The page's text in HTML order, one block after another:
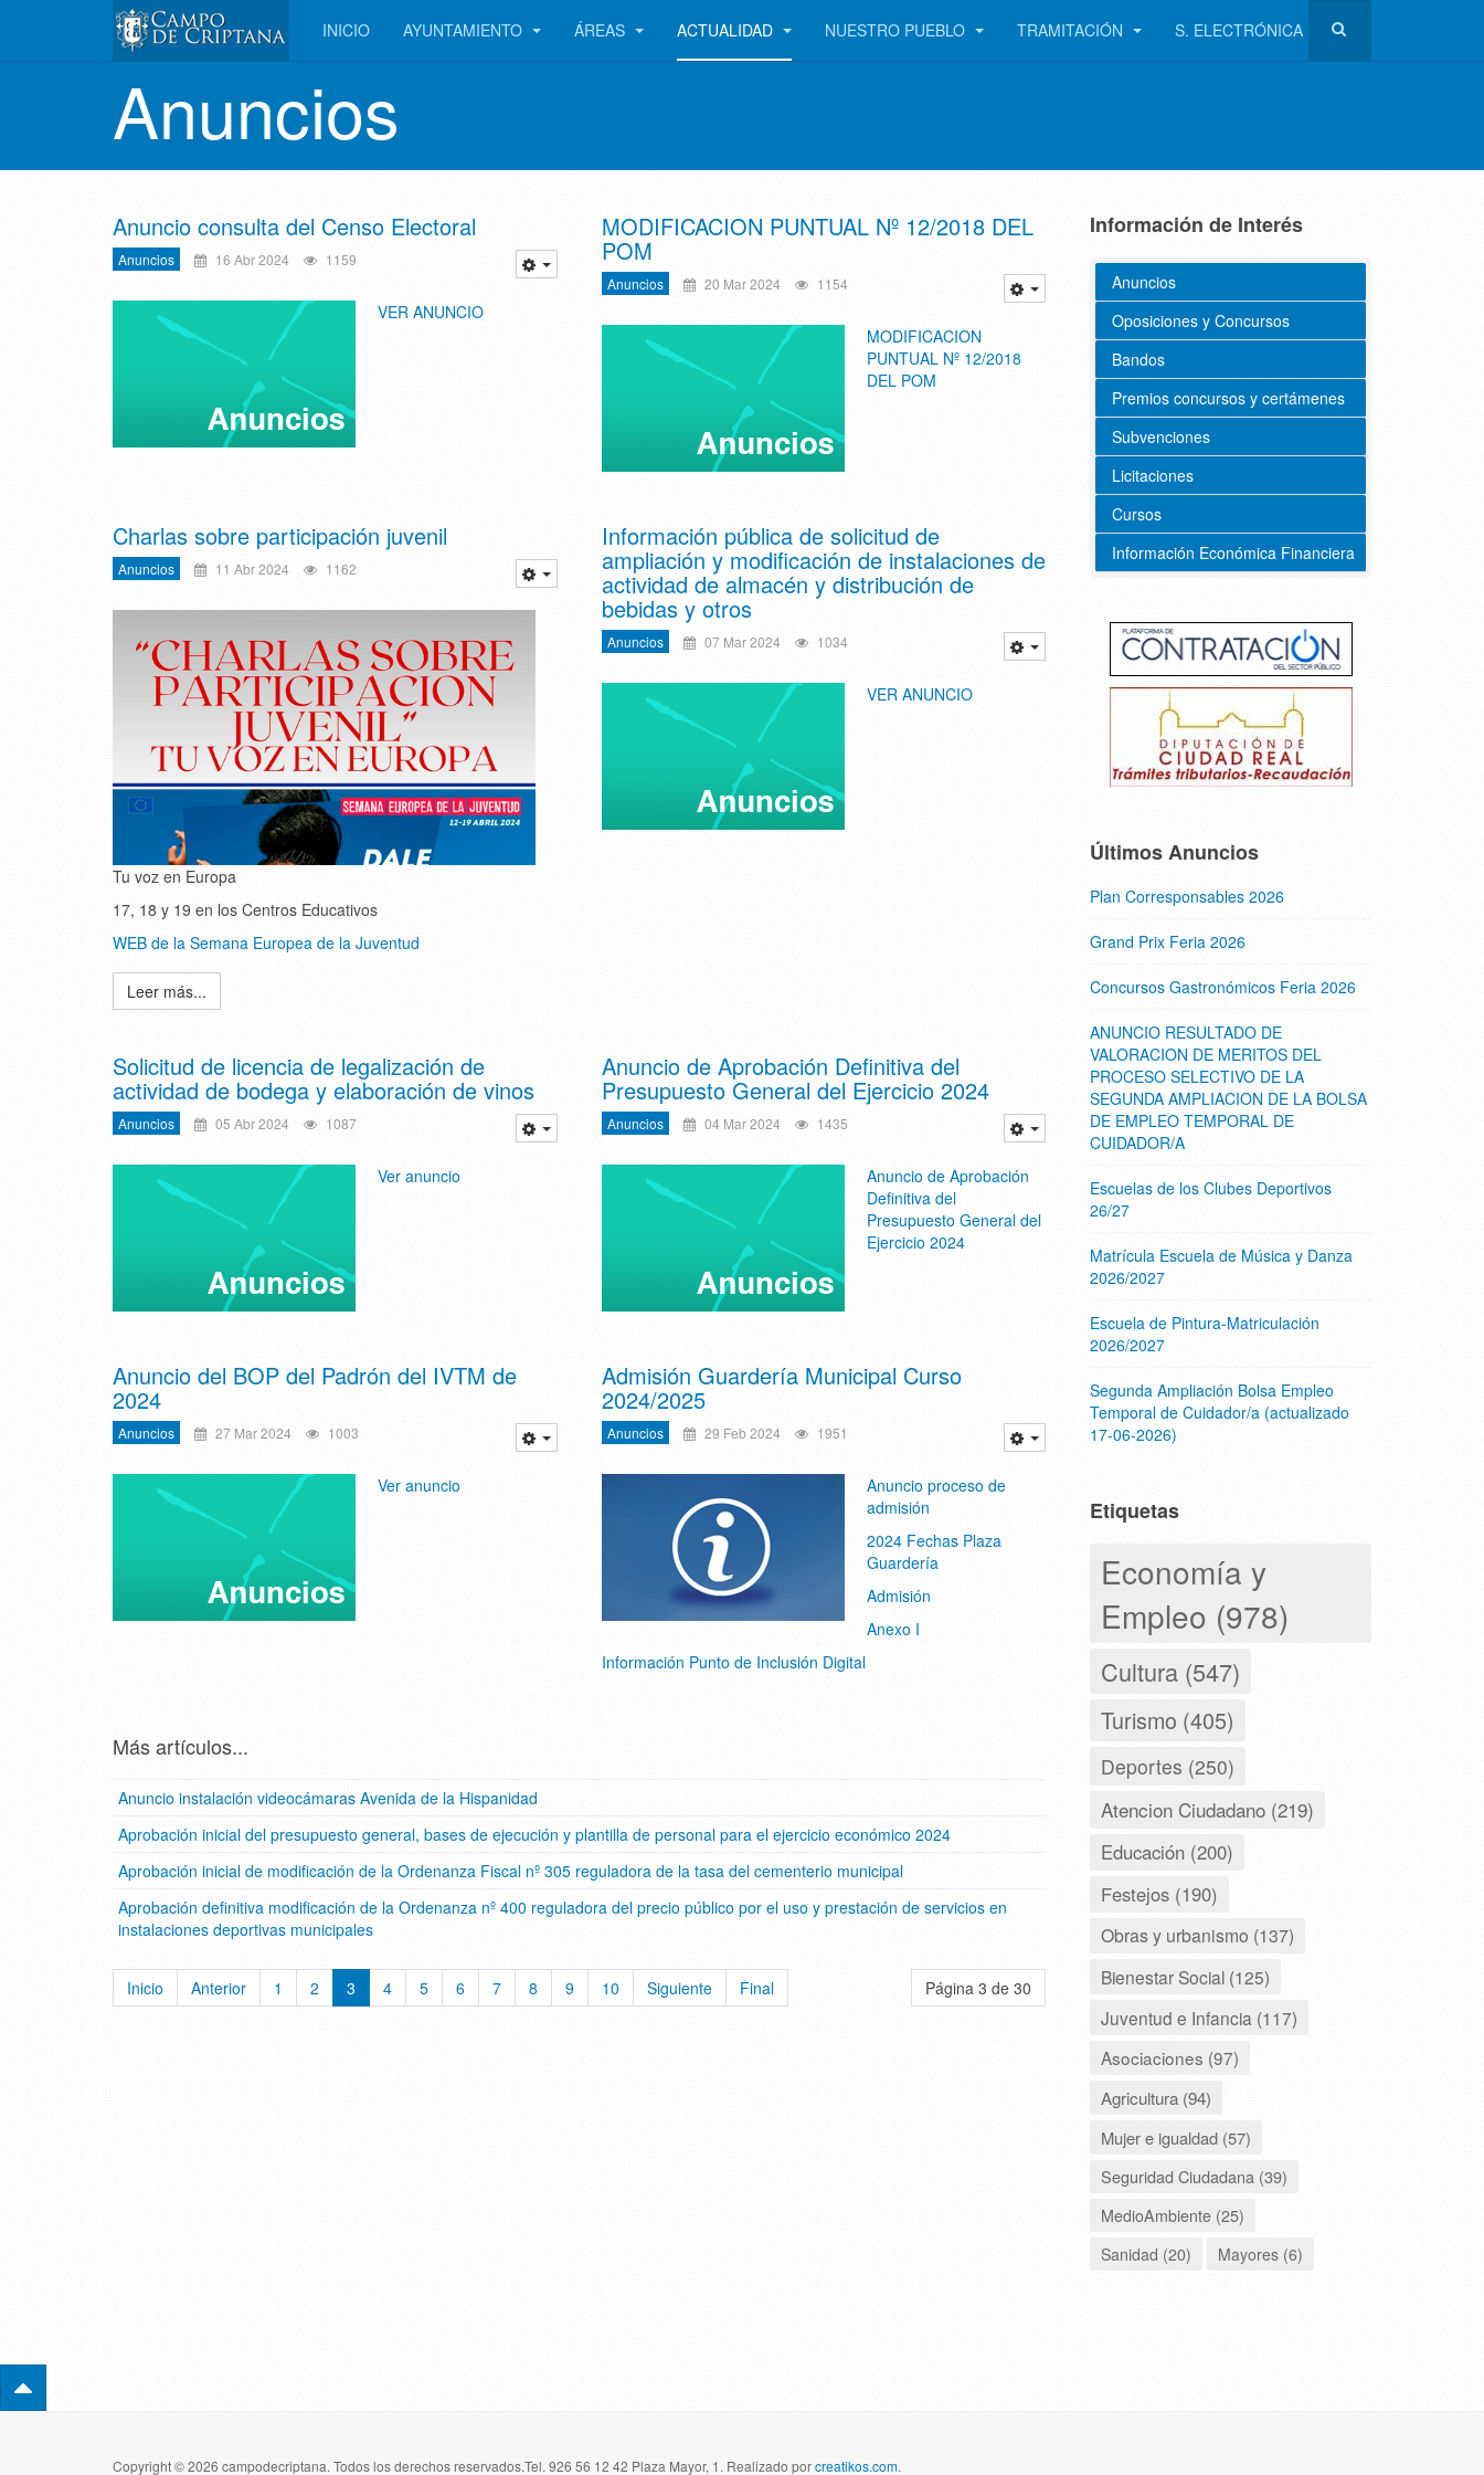
INICIO AYUNTAMIENTO ÁREAS ACTUALIDAD NUESTRO PUEBLO TRAMITACIÓN S. ELECTRÓNICA
Anuncios
Anuncio consulta del Censo Electoral
Anuncios 16 Abr 2024 1159
VER ANUNCIO
MODIFICACION PUNTUAL Nº 12/2018 DEL
POM
Anuncios 20 Mar 2024 1154
MODIFICACION
PUNTUAL Nº 12/2018
DEL POM
Charlas sobre participación juvenil
Anuncios 11 Abr 2024 1162
Tu voz en Europa
17, 18 y 19 en los Centros Educativos
WEB de la Semana Europea de la Juventud
Leer más...
Información pública de solicitud de
ampliación y modificación de instalaciones de
actividad de almacén y distribución de
bebidas y otros
Anuncios 07 Mar 2024 1034
VER ANUNCIO
Solicitud de licencia de legalización de
actividad de bodega y elaboración de vinos
Anuncios 05 Abr 2024 1087
Ver anuncio
Anuncio de Aprobación Definitiva del
Presupuesto General del Ejercicio 2024
Anuncios 04 Mar 2024 1435
Anuncio de Aprobación
Definitiva del
Presupuesto General del
Ejercicio 2024
Anuncio del BOP del Padrón del IVTM de
2024
Anuncios 27 Mar 2024 1003
Ver anuncio
Admisión Guardería Municipal Curso
2024/2025
Anuncios 29 Feb 2024 1951
Anuncio proceso de
admisión
2024 Fechas Plaza
Guardería
Admisión
Anexo I
Información Punto de Inclusión Digital
Más artículos...
Anuncio instalación videocámaras Avenida de la Hispanidad
Aprobación inicial del presupuesto general, bases de ejecución y plantilla de personal para el ejercicio económico 2024
Aprobación inicial de modificación de la Ordenanza Fiscal nº 305 reguladora de la tasa del cementerio municipal
Aprobación definitiva modificación de la Ordenanza nº 400 reguladora del precio público por el uso y prestación de servicios en
instalaciones deportivas municipales
Página 3 de 30
Inicio Anterior 1 2 3 4 5 6 7 8 9 10 Siguiente Final
Información de Interés
Anuncios
Oposiciones y Concursos
Bandos
Premios concursos y certámenes
Subvenciones
Licitaciones
Cursos
Información Económica Financiera
Últimos Anuncios
Plan Corresponsables 2026
Grand Prix Feria 2026
Concursos Gastronómicos Feria 2026
ANUNCIO RESULTADO DE
VALORACION DE MERITOS DEL
PROCESO SELECTIVO DE LA
SEGUNDA AMPLIACION DE LA BOLSA
DE EMPLEO TEMPORAL DE
CUIDADOR/A
Escuelas de los Clubes Deportivos
26/27
Matrícula Escuela de Música y Danza
2026/2027
Escuela de Pintura-Matriculación
2026/2027
Segunda Ampliación Bolsa Empleo
Temporal de Cuidador/a (actualizado
17-06-2026)
Etiquetas
Economía y
Empleo (978)
Cultura (547)
Turismo (405)
Deportes (250)
Atencion Ciudadano (219)
Educación (200)
Festejos (190)
Obras y urbanismo (137)
Bienestar Social (125)
Juventud e Infancia (117)
Asociaciones (97)
Agricultura (94)
Mujer e igualdad (57)
Seguridad Ciudadana (39)
MedioAmbiente (25)
Sanidad (20)
Mayores (6)
Copyright © 2026 campodecriptana. Todos los derechos reservados.Tel. 926 56 12 42 Plaza Mayor, 1. Realizado porcreatikos.com.